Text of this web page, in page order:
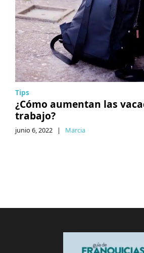
Tips
¿Cómo aumentan las
trabajo?
junio 6, 2022 | Marcia